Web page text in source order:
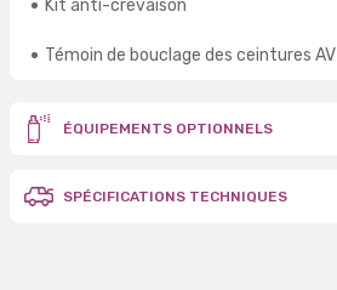
Kit anti-crevaison
Témoin de bouclage des ceintures AV
ÉQUIPEMENTS OPTIONNELS
SPÉCIFICATIONS TECHNIQUES